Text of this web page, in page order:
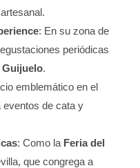
: En su zona de
periódicas
Guijuelo.
emblemático en el
eventos de cata y
: Como la Feria del
que congrega a